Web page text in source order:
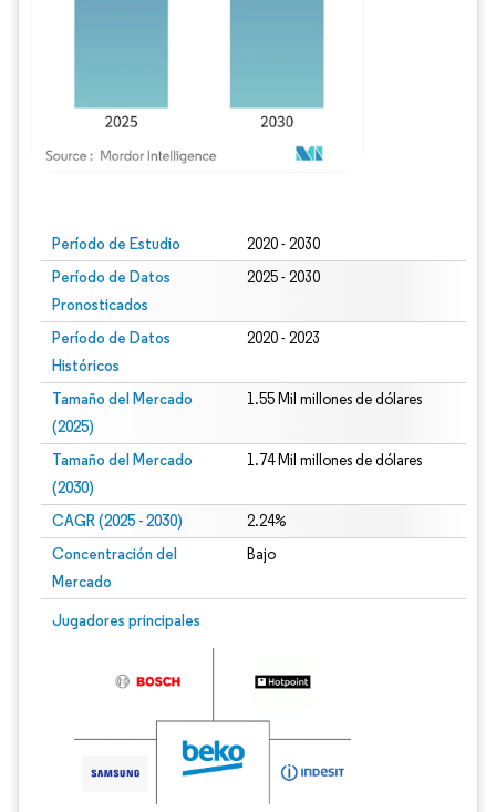
Período de Estudio 2020 - 2030
Período de Datos
Pronosticados
2025 - 2030
Período de Datos
Históricos
2020 - 2023
Tamaño del Mercado
(2025)
1.55 Mil millones de dólares
Tamaño del Mercado
(2030)
1.74 Mil millones de dólares
CAGR (2025 - 2030) 2.24%
Concentración del
Mercado
Bajo
Jugadores principales